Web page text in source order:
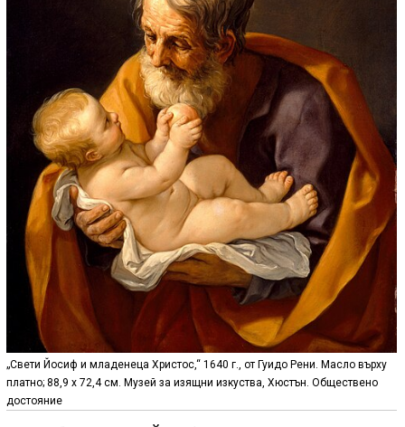
„Свети Йосиф и младенеца Христос,“ 1640 г., от Гуидо Рени. Масло върху
платно; 88,9 x 72,4 см. Музей за изящни изкуства, Хюстън. Обществено
достояние